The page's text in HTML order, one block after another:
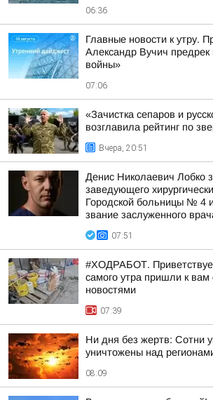
06:36
Главные новости к утру.
Александр Вучич
войны»
07:06
«Зачистка сепаров и
возглавила рейтинг по
Вчера, 20:51
Денис Николаевич Лобко
заведующего
Городской больницы № 4
звание заслуженного
07:51
#ХОДРАБОТ.
самого утра пришли к
новостями
07:39
Ни дня без жертв: Сотни
уничтожены над
08:09